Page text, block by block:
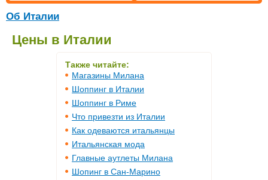
Об Италии
Цены в Италии
Также читайте:
Магазины Милана
Шоппинг в Италии
Шоппинг в Риме
Что привезти из Италии
Как одеваются итальянцы
Итальянская мода
Главные аутлеты Милана
Шопинг в Cан-Марино